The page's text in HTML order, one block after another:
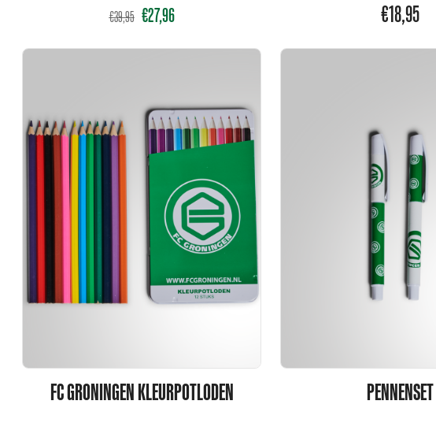
€39,95 €27,96 €18,95
FC GRONINGEN KLEURPOTLODEN
PENNENSET